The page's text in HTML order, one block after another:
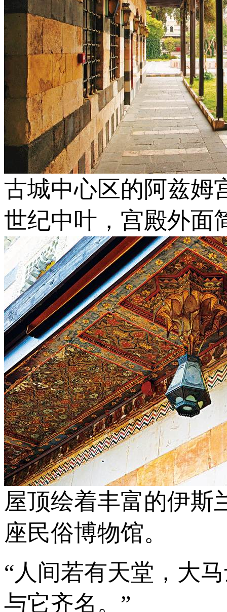
古城中心区的阿兹姆
世纪中叶，宫殿外面
屋顶绘着丰富的伊斯
座民俗博物馆。
“人间若有天堂，大
与它齐名。”